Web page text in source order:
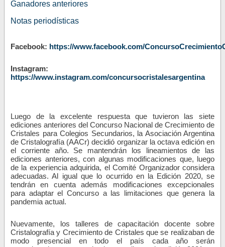
Ganadores anteriores
Notas periodísticas
Facebook: https://www.facebook.com/
Instagram:
https://www.instagram.com/concursocristalesargentina
Luego de la excelente respuesta que tuvieron las siete
ediciones anteriores del Concurso Nacional de Crecimiento de
Cristales para Colegios Secundarios, la Asociación Argentina
de Cristalografía (AACr) decidió organizar la octava edición en
el corriente año. Se mantendrán los lineamientos de las
ediciones anteriores, con algunas modificaciones que, luego
de la experiencia adquirida, el Comité Organizador considera
adecuadas. Al igual que lo ocurrido en la Edición 2020, se
tendrán en cuenta además modificaciones excepcionales
para adaptar el Concurso a las limitaciones que genera la
pandemia actual.
Nuevamente, los talleres de capacitación docente sobre
Cristalografía y Crecimiento de Cristales que se realizaban de
modo presencial en todo el país cada año serán